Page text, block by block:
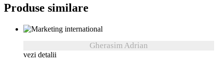
Produse similare
Gherasim Adrian
vezi detalii